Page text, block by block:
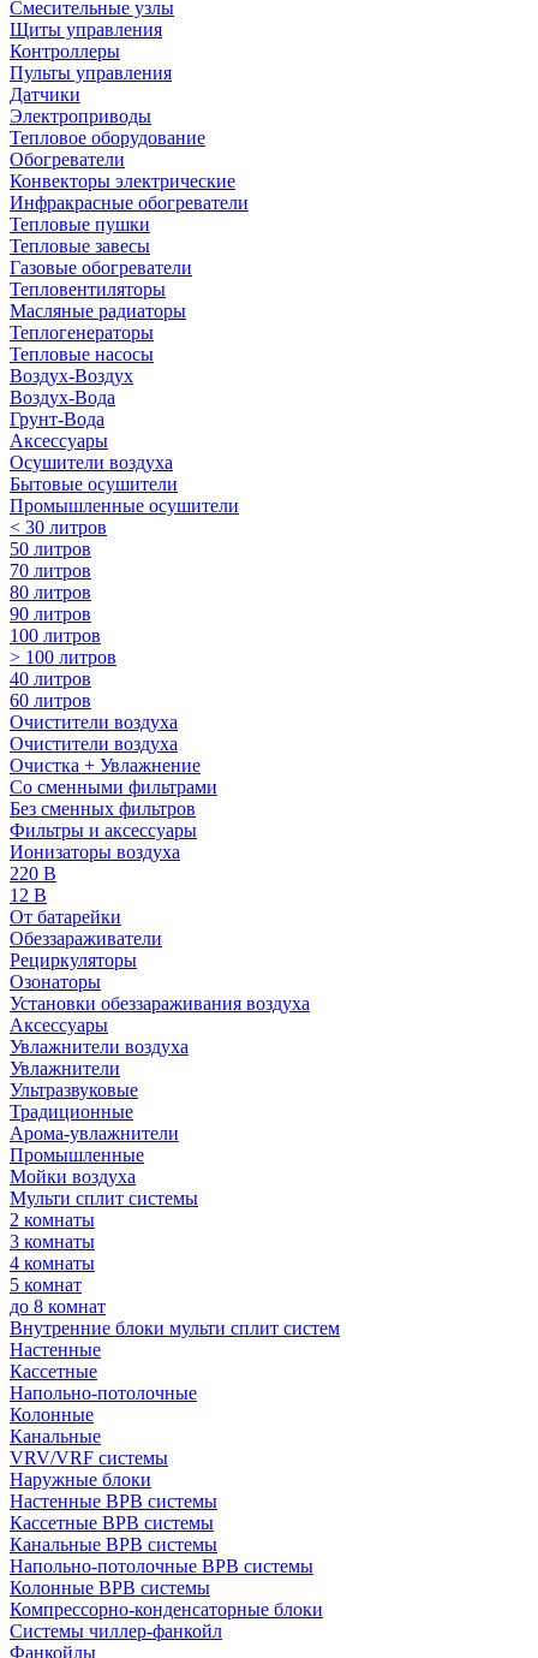
Смесительные узлы
Щиты управления
Контроллеры
Пульты управления
Датчики
Электроприводы
Тепловое оборудование
Обогреватели
Конвекторы электрические
Инфракрасные обогреватели
Тепловые пушки
Тепловые завесы
Газовые обогреватели
Тепловентиляторы
Масляные радиаторы
Теплогенераторы
Тепловые насосы
Воздух-Воздух
Воздух-Вода
Грунт-Вода
Аксессуары
Осушители воздуха
Бытовые осушители
Промышленные осушители
< 30 литров
50 литров
70 литров
80 литров
90 литров
100 литров
> 100 литров
40 литров
60 литров
Очистители воздуха
Очистители воздуха
Очистка + Увлажнение
Cо сменными фильтрами
Без сменных фильтров
Фильтры и аксессуары
Ионизаторы воздуха
220 В
12 В
От батарейки
Обеззараживатели
Рециркуляторы
Озонаторы
Установки обеззараживания воздуха
Аксессуары
Увлажнители воздуха
Увлажнители
Ультразвуковые
Традиционные
Арома-увлажнители
Промышленные
Мойки воздуха
Мульти сплит системы
2 комнаты
3 комнаты
4 комнаты
5 комнат
до 8 комнат
Внутренние блоки мульти сплит систем
Настенные
Кассетные
Напольно-потолочные
Колонные
Канальные
VRV/VRF системы
Наружные блоки
Настенные ВРВ системы
Кассетные ВРВ системы
Канальные ВРВ системы
Напольно-потолочные ВРВ системы
Колонные ВРВ системы
Компрессорно-конденсаторные блоки
Системы чиллер-фанкойл
Фанкойлы